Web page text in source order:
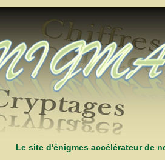
Le site d'énigmes accélérateur de